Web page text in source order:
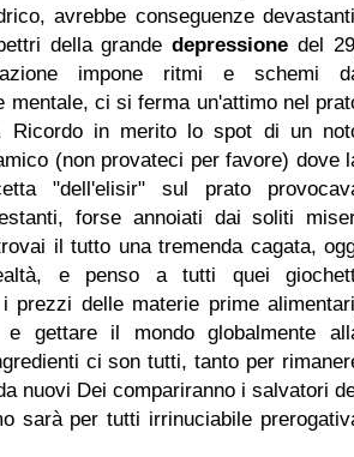
avrebbe conseguenze
della grandedepressione del
impone ritmi e schemi
mentale, ci si ferma un'attimo nel
Ricordo in merito lo spot di un
(non provateci per favore) dove
"dell'elisir" sul prato
forse annoiati dai soliti
il tutto una tremenda cagata,
e penso a tutti quei
prezzi delle materie prime
gettare il mondo globalmente
ci son tutti, tanto per
nuovi Dei compariranno i salvatori
sarà per tutti irrinuciabile